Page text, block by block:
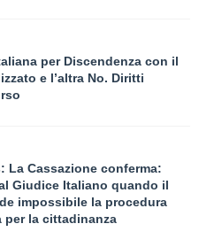
per Discendenza con il
e l’altra No. Diritti
La Cassazione conferma:
Giudice Italiano quando il
impossibile la procedura
per la cittadinanza